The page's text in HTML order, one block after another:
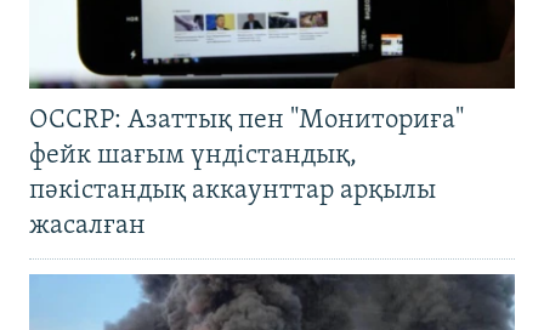
OCCRP: Азаттық пен "Мониториға"
фейк шағым үндістандық,
пәкістандық аккаунттар арқылы
жасалған